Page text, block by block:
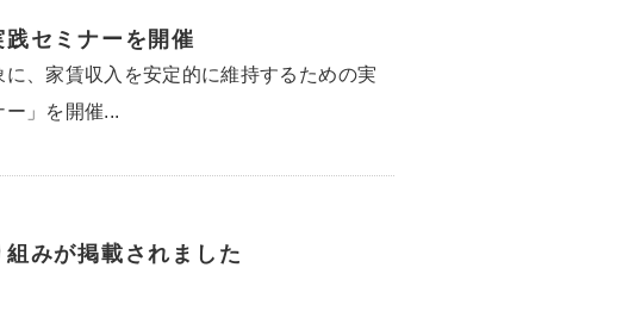
セミナーを開催
、家賃収入を安定的に維持するための実
」を開催...
みが掲載されました